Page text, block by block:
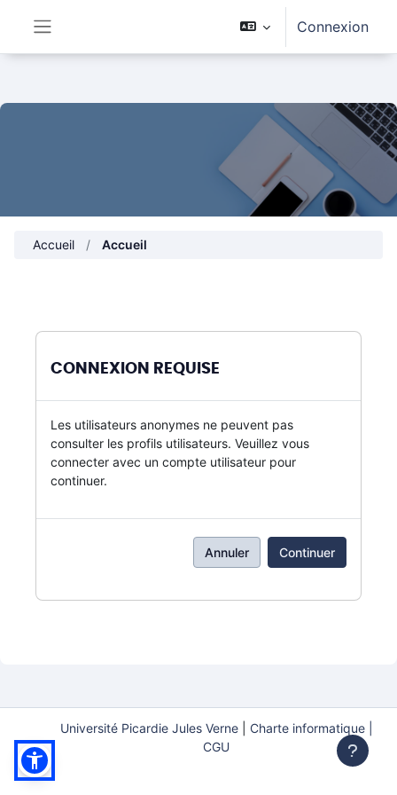
Connexion
Accueil Accueil
CONNEXION REQUISE
Les utilisateurs anonymes ne peuvent pas
consulter les profils utilisateurs. Veuillez vous
connecter avec un compte utilisateur pour
continuer.
Annuler Continuer
Université Picardie Jules Verne|
Charte informatique |
CGU